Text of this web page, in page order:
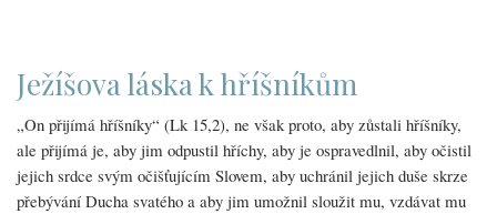
Ježíšova láska k hříšníkům
„On přijímá hříšníky“ (Lk 15,2), ne však proto, aby zůstali hříšníky,
ale přijímá je, aby jim odpustil hříchy, aby je ospravedlnil, aby očistil
jejich srdce svým očišťujícím Slovem, aby uchránil jejich duše skrze
přebývání Ducha svatého a aby jim umožnil sloužit mu, vzdávat mu